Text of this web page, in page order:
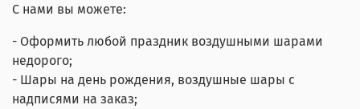
С нами вы можете:
- Оформить любой праздник воздушными шарами
недорого;
- Шары на день рождения, воздушные шары с
надписями на заказ;